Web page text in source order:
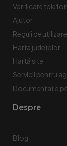
Verificare telefon
Ajutor
Reguli de utilizare
Harta județelor
Hartă site
Servicii pentru
Documentație
Despre
Blog